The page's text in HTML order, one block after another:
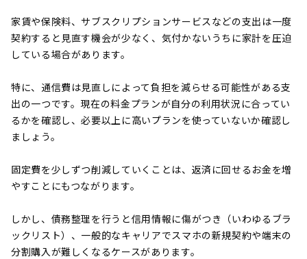
家賃や保険料、サブスクリプションサービスなどの支出は一度
契約すると見直す機会が少なく、気付かないうちに家計を圧迫
している場合があります。
特に、通信費は見直しによって負担を減らせる可能性がある支
出の一つです。現在の料金プランが自分の利用状況に合ってい
るかを確認し、必要以上に高いプランを使っていないか確認し
ましょう。
固定費を少しずつ削減していくことは、返済に回せるお金を増
やすことにもつながります。
しかし、債務整理を行うと信用情報に傷がつき（いわゆるブラ
ックリスト）、一般的なキャリアでスマホの新規契約や端末の
分割購入が難しくなるケースがあります。